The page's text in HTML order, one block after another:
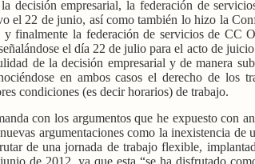
decisión empresarial, la federación de
el 22 de junio, así como también lo hizo la
finalmente la federación de servicios de CC
el día 22 de julio para el acto de
de la decisión empresarial y de manera
en ambos casos el derecho de los
condiciones (es decir horarios) de trabajo.
con los argumentos que he expuesto con
argumentaciones como la inexistencia de
de una jornada de trabajo flexible,
de 2012, ya que esta “se ha disfrutado